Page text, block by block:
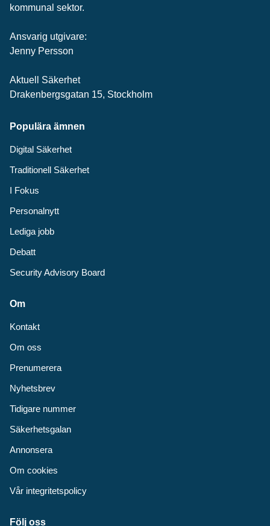
kommunal sektor.
Ansvarig utgivare:
Jenny Persson
Aktuell Säkerhet
Drakenbergsgatan 15, Stockholm
Populära ämnen
Digital Säkerhet
Traditionell Säkerhet
I Fokus
Personalnytt
Lediga jobb
Debatt
Security Advisory Board
Om
Kontakt
Om oss
Prenumerera
Nyhetsbrev
Tidigare nummer
Säkerhetsgalan
Annonsera
Om cookies
Vår integritetspolicy
Följ oss